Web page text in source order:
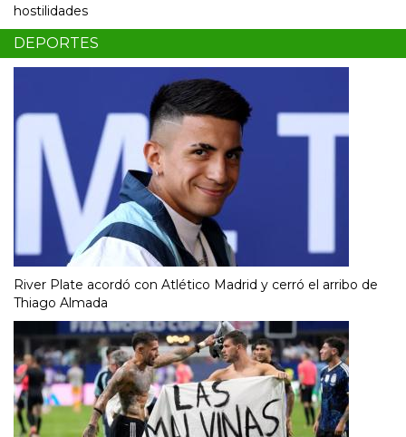
hostilidades
DEPORTES
River Plate acordó con Atlético Madrid y cerró el arribo de
Thiago Almada